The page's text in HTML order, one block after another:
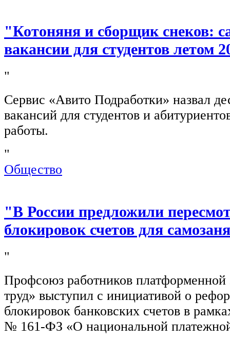
"Котоняня и сборщик снеков:
вакансии для студентов летом
"
Сервис «Авито Подработки» назвал
вакансий для студентов и
работы.
"
Общество
"В России предложили
блокировок счетов для
"
Профсоюз работников
труд» выступил с инициативой о
блокировок банковских счетов в
№ 161-ФЗ «О национальной